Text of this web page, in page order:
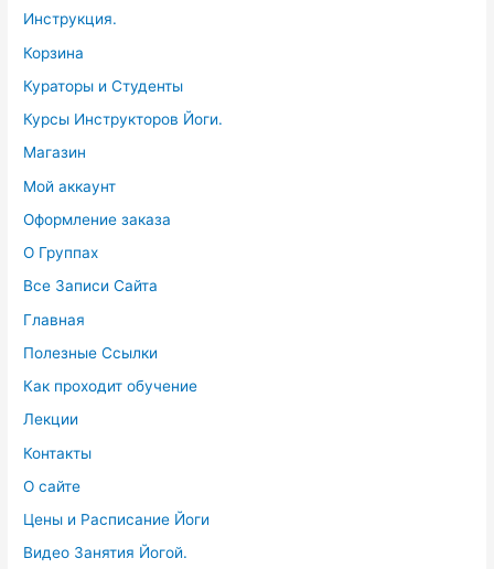
Инструкция.
Корзина
Кураторы и Студенты
Курсы Инструкторов Йоги.
Магазин
Мой аккаунт
Оформление заказа
О Группах
Все Записи Сайта
Главная
Полезные Ссылки
Как проходит обучение
Лекции
Контакты
О сайте
Цены и Расписание Йоги
Видео Занятия Йогой.